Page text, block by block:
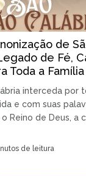
de
de Fé,
Toda a
interceda por
e com suas
Reino de Deus, a
de leitura